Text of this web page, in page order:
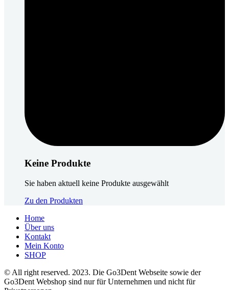
Keine Produkte
Sie haben aktuell keine Produkte ausgewählt
Zu den Produkten
Home
Über uns
Kontakt
Mein Konto
SHOP
© All right reserved. 2023. Die Go3Dent Webseite sowie der
Go3Dent Webshop sind nur für Unternehmen und nicht für